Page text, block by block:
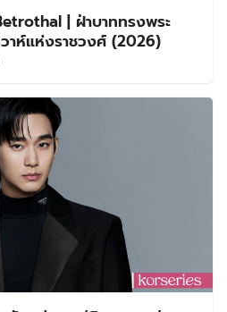
| ฝ่าบาททรงพระ
ห์แห่งราชวงศ์ (2026)